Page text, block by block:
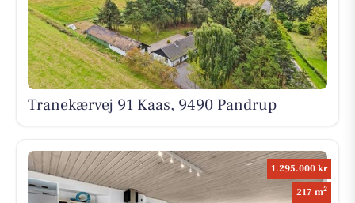
Tranekærvej 91 Kaas, 9490 Pandrup
1.295.000 kr
217 m2